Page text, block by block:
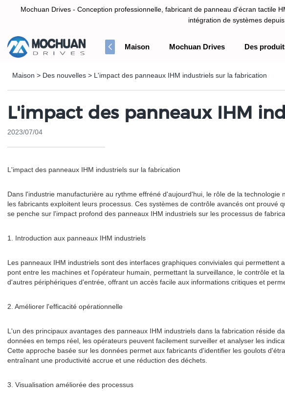
Mochuan Drives - Conception professionnelle, fabricant de panneau d'écran tactile
intégration de systèmes depuis
depuis 2009.
Maison Mochuan Drives Des
Maison > Des nouvelles > L'impact des panneaux IHM industriels sur la fabrication
L'impact des panneaux IHM
2023/07/04
L'impact des panneaux IHM industriels sur la fabrication
Dans l'industrie manufacturière au rythme effréné d'aujourd'hui, le rôle de la
les fabricants exploitent leurs processus. Ces systèmes de contrôle avancés ont
se penche sur l'impact profond des panneaux IHM industriels sur les processus de
1. Introduction aux panneaux IHM industriels
Les panneaux IHM industriels sont des interfaces graphiques conviviales qui
pont entre les machines et l'opérateur humain, permettant la surveillance, le contrôle et
d'autres périphériques d'entrée, offrant un accès facile aux informations critiques et
2. Améliorer l'efficacité opérationnelle
L'un des principaux avantages des panneaux IHM industriels dans la fabrication réside
données en temps réel, les opérateurs peuvent facilement surveiller et analyser les
Cette approche basée sur les données permet aux fabricants d'identifier les goulots
entraînant une productivité accrue et une réduction des déchets.
3. Visualisation améliorée des processus